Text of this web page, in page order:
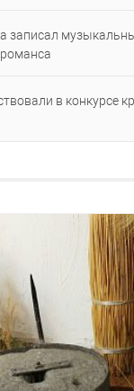
записал
в конкурсе